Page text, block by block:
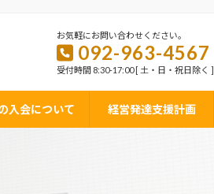
お気軽にお問い合わせください。
092-963-4567
受付時間 8:30-17:00 [ 土・日・祝日除く ]
入会について 経営発達支援計画